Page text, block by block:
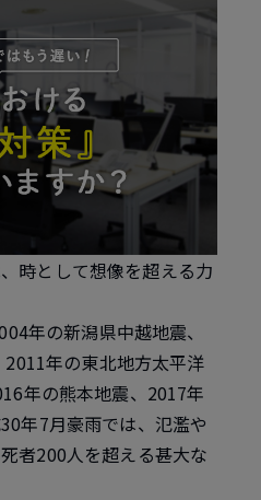
時として想像を超える力
年の新潟県中越地震、
年の東北地方太平洋
年の熊本地震、2017年
年7月豪雨では、氾濫や
者200人を超える甚大な